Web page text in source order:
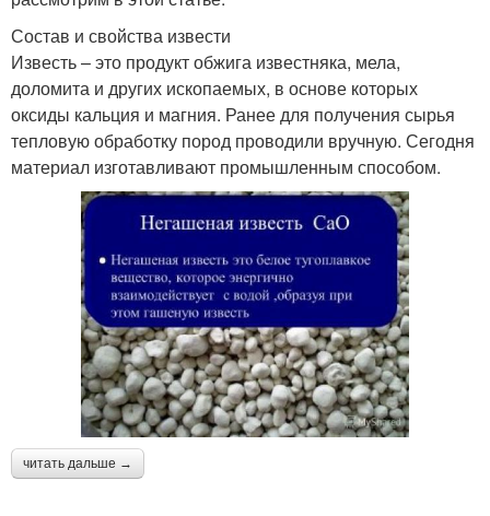
Состав и свойства извести
Известь – это продукт обжига известняка, мела,
доломита и других ископаемых, в основе которых
оксиды кальция и магния. Ранее для получения сырья
тепловую обработку пород проводили вручную. Сегодня
материал изготавливают промышленным способом.
читать дальше →